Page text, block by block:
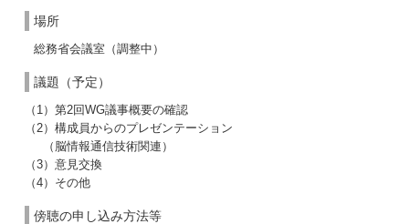
場所
総務省会議室（調整中）
議題（予定）
（1）第2回WG議事概要の確認
（2）構成員からのプレゼンテーション
（脳情報通信技術関連）
（3）意見交換
（4）その他
傍聴の申し込み方法等